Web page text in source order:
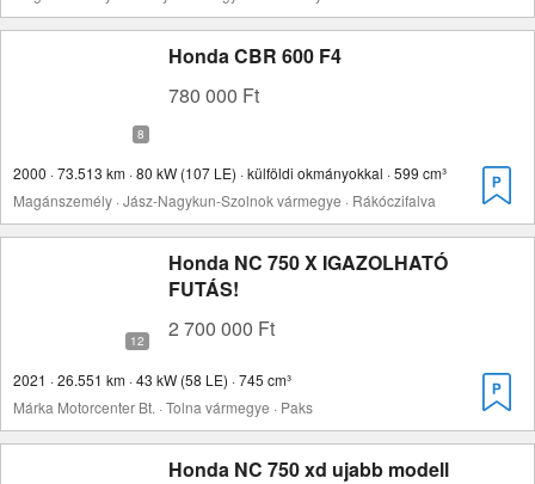
Honda CBR 600 F4
780 000 Ft
2000 · 73.513 km · 80 kW (107 LE) · külföldi okmányokkal · 599 cm³
Magánszemély · Jász-Nagykun-Szolnok vármegye · Rákóczifalva
Honda NC 750 X IGAZOLHATÓ
FUTÁS!
2 700 000 Ft
2021 · 26.551 km · 43 kW (58 LE) · 745 cm³
Márka Motorcenter Bt. · Tolna vármegye · Paks
Honda NC 750 xd ujabb modell